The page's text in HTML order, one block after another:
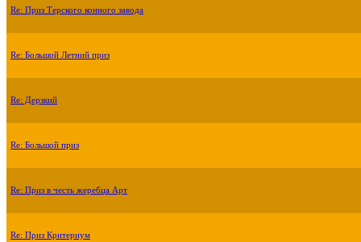
Re: Приз Терского конного завода
Re: Большой Летний приз
Re: Дерзкий
Re: Большой приз
Re: Приз в честь жеребца Арт
Re: Приз Критериум